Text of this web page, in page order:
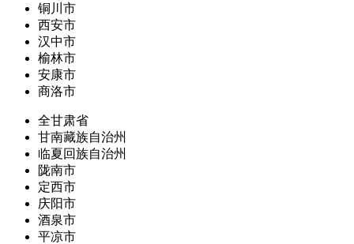
铜川市
西安市
汉中市
榆林市
安康市
商洛市
全甘肃省
甘南藏族自治州
临夏回族自治州
陇南市
定西市
庆阳市
酒泉市
平凉市